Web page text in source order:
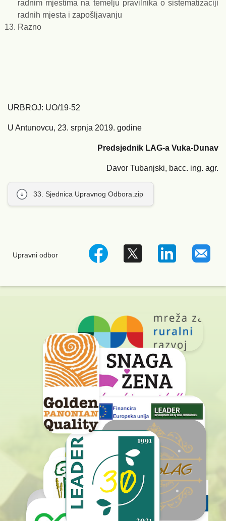
radnim mjestima na temelju pravilnika o sistematizaciji
radnih mjesta i zapošljavanju
Razno
URBROJ: UO/19-52
U Antunovcu, 23. srpnja 2019. godine
Predsjednik LAG-a Vuka-Dunav
Davor Tubanjski, bacc. ing. agr.
33. Sjednica Upravnog Odbora.zip
Upravni odbor